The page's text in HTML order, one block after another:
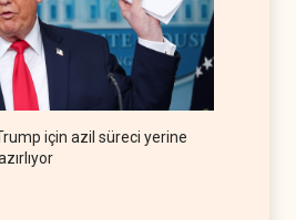
için azil süreci yerine